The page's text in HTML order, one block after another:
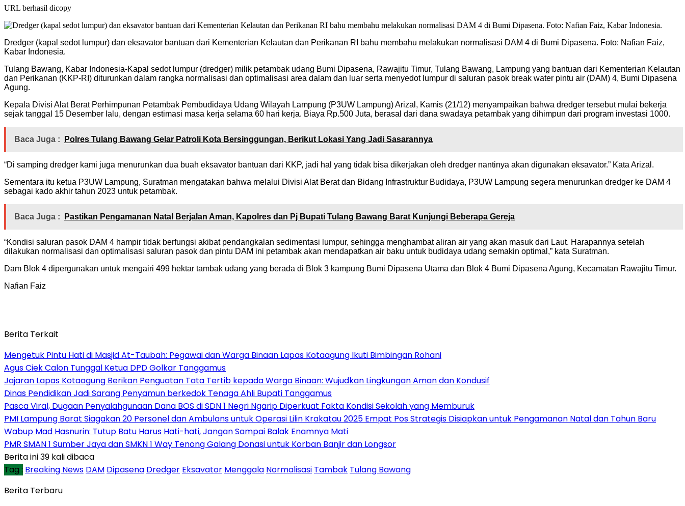
URL berhasil dicopy
Dredger (kapal sedot lumpur) dan eksavator bantuan dari Kementerian Kelautan dan Perikanan RI bahu membahu melakukan normalisasi DAM 4 di Bumi Dipasena. Foto: Nafian Faiz,
Kabar Indonesia.
Tulang Bawang, Kabar Indonesia-Kapal sedot lumpur (dredger) milik petambak udang Bumi Dipasena, Rawajitu Timur, Tulang Bawang, Lampung yang bantuan dari Kementerian Kelautan
dan Perikanan (KKP-RI) diturunkan dalam rangka normalisasi dan optimalisasi area dalam dan luar serta menyedot lumpur di saluran pasok break water pintu air (DAM) 4, Bumi Dipasena
Agung.
Kepala Divisi Alat Berat Perhimpunan Petambak Pembudidaya Udang Wilayah Lampung (P3UW Lampung) Arizal, Kamis (21/12) menyampaikan bahwa dredger tersebut mulai bekerja
sejak tanggal 15 Desember lalu, dengan estimasi masa kerja selama 60 hari kerja. Biaya Rp.500 Juta, berasal dari dana swadaya petambak yang dihimpun dari program investasi 1000.
Baca Juga : Polres Tulang Bawang Gelar Patroli Kota Bersinggungan, Berikut Lokasi Yang Jadi Sasarannya
“Di samping dredger kami juga menurunkan dua buah eksavator bantuan dari KKP, jadi hal yang tidak bisa dikerjakan oleh dredger nantinya akan digunakan eksavator.” Kata Arizal.
Sementara itu ketua P3UW Lampung, Suratman mengatakan bahwa melalui Divisi Alat Berat dan Bidang Infrastruktur Budidaya, P3UW Lampung segera menurunkan dredger ke DAM 4
sebagai kado akhir tahun 2023 untuk petambak.
Baca Juga : Pastikan Pengamanan Natal Berjalan Aman, Kapolres dan Pj Bupati Tulang Bawang Barat Kunjungi Beberapa Gereja
“Kondisi saluran pasok DAM 4 hampir tidak berfungsi akibat pendangkalan sedimentasi lumpur, sehingga menghambat aliran air yang akan masuk dari Laut. Harapannya setelah
dilakukan normalisasi dan optimalisasi saluran pasok dan pintu DAM ini petambak akan mendapatkan air baku untuk budidaya udang semakin optimal,” kata Suratman.
Dam Blok 4 dipergunakan untuk mengairi 499 hektar tambak udang yang berada di Blok 3 kampung Bumi Dipasena Utama dan Blok 4 Bumi Dipasena Agung, Kecamatan Rawajitu Timur.
Nafian Faiz
Berita Terkait
Mengetuk Pintu Hati di Masjid At-Taubah: Pegawai dan Warga Binaan Lapas Kotaagung Ikuti Bimbingan Rohani
Agus Ciek Calon Tunggal Ketua DPD Golkar Tanggamus
Jajaran Lapas Kotaagung Berikan Penguatan Tata Tertib kepada Warga Binaan: Wujudkan Lingkungan Aman dan Kondusif
Dinas Pendidikan Jadi Sarang Penyamun berkedok Tenaga Ahli Bupati Tanggamus
Pasca Viral, Dugaan Penyalahgunaan Dana BOS di SDN 1 Negri Ngarip Diperkuat Fakta Kondisi Sekolah yang Memburuk
PMI Lampung Barat Siagakan 20 Personel dan Ambulans untuk Operasi Lilin Krakatau 2025 Empat Pos Strategis Disiapkan untuk Pengamanan Natal dan Tahun Baru
Wabup Mad Hasnurin: Tutup Batu Harus Hati-hati, Jangan Sampai Balak Enamnya Mati
PMR SMAN 1 Sumber Jaya dan SMKN 1 Way Tenong Galang Donasi untuk Korban Banjir dan Longsor
Berita ini 39 kali dibaca
Tag : Breaking News DAM Dipasena Dredger Eksavator Menggala Normalisasi Tambak Tulang Bawang
Berita Terbaru